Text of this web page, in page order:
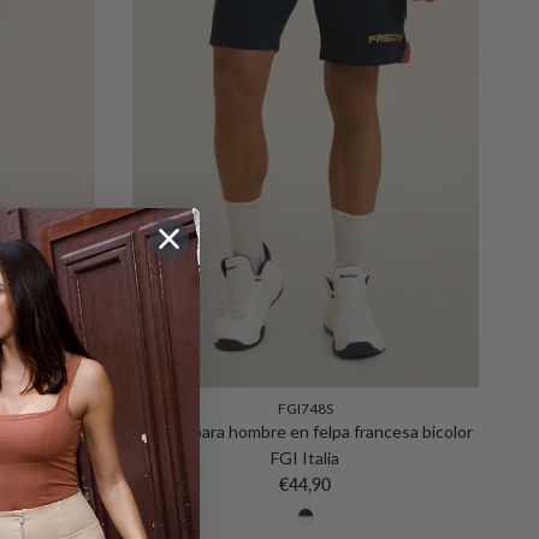
con
Italia
FGI748S
Shorts para hombre en felpa francesa bicolor
FGI Italia
Precio normal
€44,90